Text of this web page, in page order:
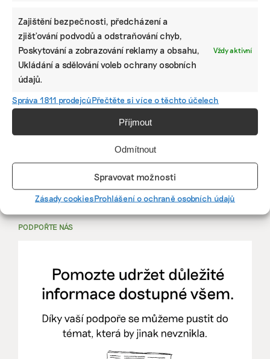
Zajištění bezpečnosti, předcházení a
zjišťování podvodů a odstraňování chyb,
Poskytování a zobrazování reklamy a obsahu,
Ukládání a sdělování voleb ochrany osobních
údajů.
Vždy aktivní
Správa 1811 prodejcůPřečtěte si více o těchto účelech
Příjmout
Odmítnout
Spravovat možnosti
Zásady cookiesProhlášení o ochraně osobních údajů
PRÁCE, KTERÁ ZLEPŠÍ SVĚT
mutualus
udržitelnosti
právnička/právník
Více naEkoJobs>
PODPOŘTE NÁS